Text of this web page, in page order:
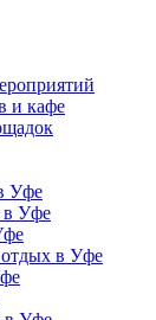
и кафе
Уфе
в Уфе
в Уфе